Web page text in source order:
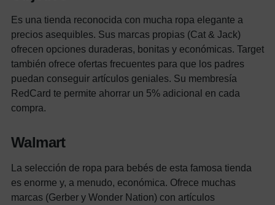
Es una tienda reconocida con mucha ropa elegante a
precios asequibles. Sus marcas propias (Cat & Jack)
ofrecen opciones duraderas, bonitas y económicas. Target
también ofrece ofertas frecuentes para que los padres
puedan conseguir artículos geniales. Su membresía
RedCard te permite ahorrar un 5% adicional en cada
compra.
Walmart
La selección de ropa para bebés de esta famosa tienda
es enorme y, a menudo, económica. Ofrece muchas
marcas (Gerber y Wonder Nation) con artículos